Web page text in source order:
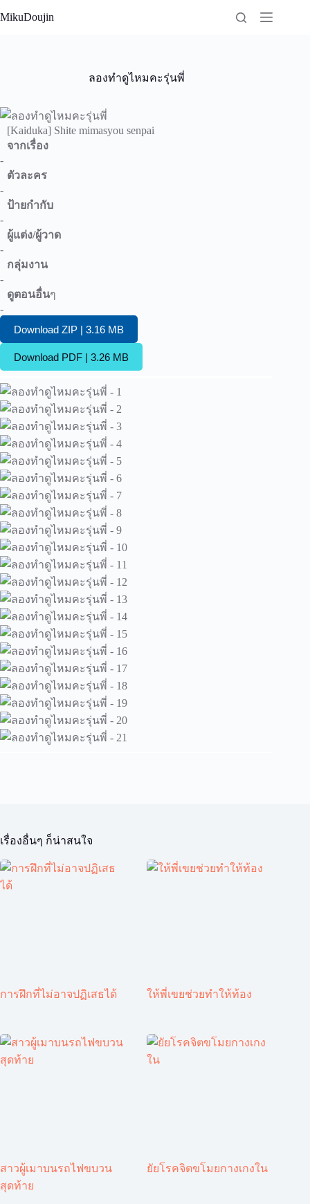
to
MikuDoujin
ลองทำดูไหมคะรุ่นพี่
[Kaiduka] Shite mimasyou senpai
จากเรื่อง
-
ตัวละคร
-
ป้ายกำกับ
-
ผู้แต่ง/ผู้วาด
-
กลุ่มงาน
-
ดูตอนอื่นๆ
-
Download ZIP | 3.16 MB
Download PDF | 3.26 MB
เรื่องอื่นๆ ก็น่าสนใจ
การฝึกที่ไม่อาจปฏิเสธได้ ให้พี่เขยช่วยทำให้ท้อง
สาวผู้เมาบนรถไฟขบวน
สุดท้าย
ยัยโรคจิตขโมยกางเกงใน